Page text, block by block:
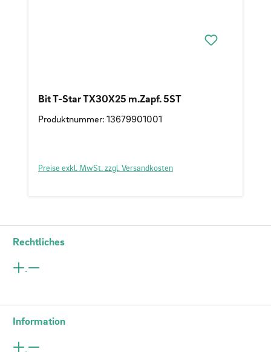
Bit T-Star TX30X25 m.Zapf. 5ST
Produktnummer: 13679901001
Preise exkl. MwSt. zzgl. Versandkosten
Rechtliches
Information